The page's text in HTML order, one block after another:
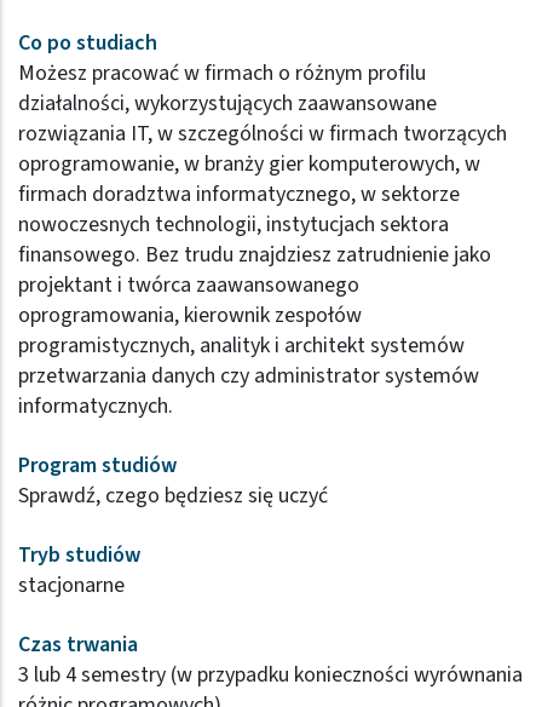
Co po studiach
Możesz pracować w firmach o różnym profilu
działalności, wykorzystujących zaawansowane
rozwiązania IT, w szczególności w firmach tworzących
oprogramowanie, w branży gier komputerowych, w
firmach doradztwa informatycznego, w sektorze
nowoczesnych technologii, instytucjach sektora
finansowego. Bez trudu znajdziesz zatrudnienie jako
projektant i twórca zaawansowanego
oprogramowania, kierownik zespołów
programistycznych, analityk i architekt systemów
przetwarzania danych czy administrator systemów
informatycznych.
Program studiów
Sprawdź, czego będziesz się uczyć
Tryb studiów
stacjonarne
Czas trwania
3 lub 4 semestry (w przypadku konieczności wyrównania